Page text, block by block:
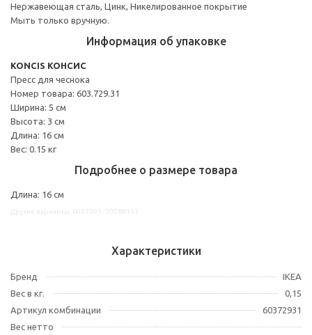
Нержавеющая сталь, Цинк, Никелированное покрытие
Мыть только вручную.
Информация об упаковке
KONCIS КОНСИС
Пресс для чеснока
Номер товара: 603.729.31
Ширина: 5 см
Высота: 3 см
Длина: 16 см
Вес: 0.15 кг
Подробнее о размере товара
Длина: 16 см
Характеристики
Бренд
IKEA
Вес в кг.
0,15
Артикул комбинации
60372931
Вес нетто